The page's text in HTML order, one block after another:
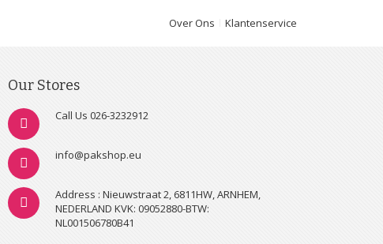
Over Ons Klantenservice
Our Stores
Call Us 026-3232912
info@pakshop.eu
Address : Nieuwstraat 2, 6811HW, ARNHEM,
NEDERLAND KVK: 09052880-BTW:
NL001506780B41